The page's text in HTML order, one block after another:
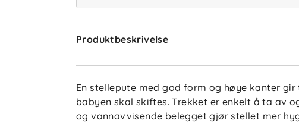
Produktbeskrivelse
En stellepute med god form og høye kanter
babyen skal skiftes. Trekket er enkelt å ta av
og vannavvisende belegget gjør stellet mer